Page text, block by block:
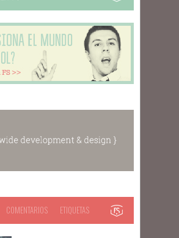
COMENTARIOS ETIQUETAS